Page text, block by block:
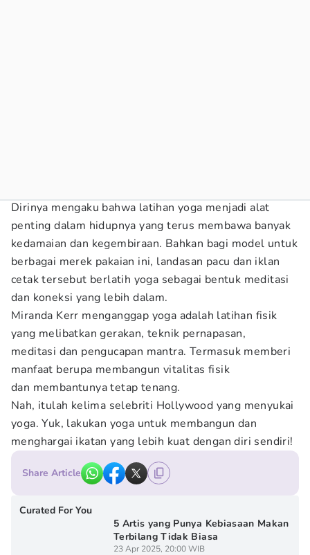
Dirinya mengaku bahwa latihan yoga menjadi alat
penting dalam hidupnya yang terus membawa banyak
kedamaian dan kegembiraan. Bahkan bagi model untuk
berbagai merek pakaian ini, landasan pacu dan iklan
cetak tersebut berlatih yoga sebagai bentuk meditasi
dan koneksi yang lebih dalam.
Miranda Kerr menganggap yoga adalah latihan fisik
yang melibatkan gerakan, teknik pernapasan,
meditasi dan pengucapan mantra. Termasuk memberi
manfaat berupa membangun vitalitas fisik
dan membantunya tetap tenang.
Nah, itulah kelima selebriti Hollywood yang menyukai
yoga. Yuk, lakukan yoga untuk membangun dan
menghargai ikatan yang lebih kuat dengan diri sendiri!
Share Article
Curated For You
5 Artis yang Punya Kebiasaan Makan
Terbilang Tidak Biasa
23 Apr 2025, 20:00 WIB